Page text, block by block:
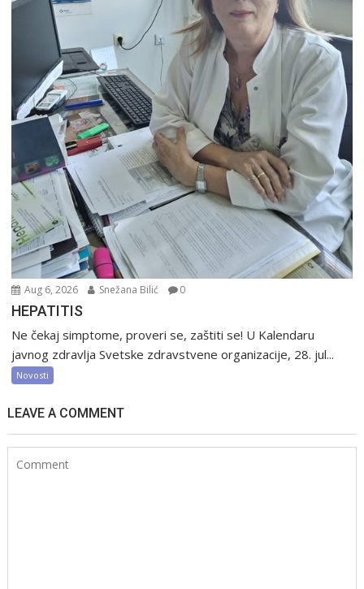
Aug 6, 2026 Snežana Bilić 0
HEPATITIS
Ne čekaj simptome, proveri se, zaštiti se! U Kalendaru
javnog zdravlja Svetske zdravstvene organizacije, 28. jul...
Novosti
LEAVE A COMMENT